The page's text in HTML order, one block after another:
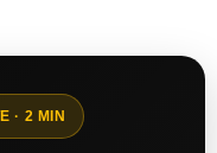
· 2 MIN